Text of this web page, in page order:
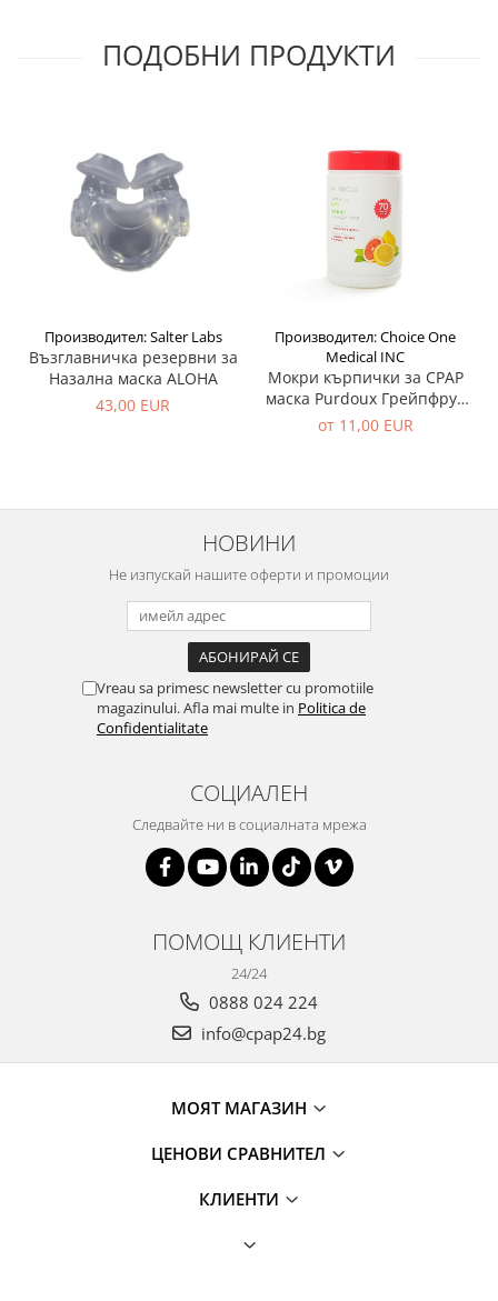
ПОДОБНИ ПРОДУКТИ
Производител: Salter Labs
Възглавничка резервни за
Назална маска ALOHA
43,00 EUR
Производител: Choice One
Medical INC
Мокри кърпички за CPAP
маска Purdoux Грейпфрут
& Лимон (70 бр)
от 11,00 EUR
НОВИНИ
Не изпускай нашите оферти и промоции
Vreau sa primesc newsletter cu promotiile
magazinului. Afla mai multe in Politica de
Confidentialitate
СОЦИАЛЕН
Следвайте ни в социалната мрежа
ПОМОЩ КЛИЕНТИ
24/24
0888 024 224
info@cpap24.bg
МОЯТ МАГАЗИН
ЦЕНОВИ СРАВНИТЕЛ
КЛИЕНТИ